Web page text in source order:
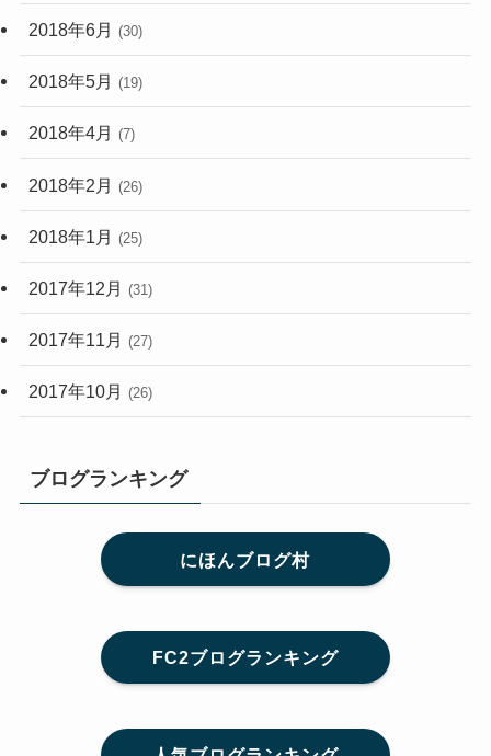
2018年6月 (30)
2018年5月 (19)
2018年4月 (7)
2018年2月 (26)
2018年1月 (25)
2017年12月 (31)
2017年11月 (27)
2017年10月 (26)
ブログランキング
にほんブログ村
FC2ブログランキング